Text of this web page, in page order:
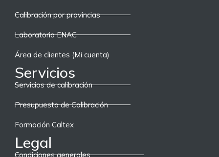
Calibración por provincias
Laboratorio ENAC
Área de clientes (Mi cuenta)
Servicios
Servicios de calibración
Presupuesto de Calibración
Formación Caltex
Legal
Condiciones generales